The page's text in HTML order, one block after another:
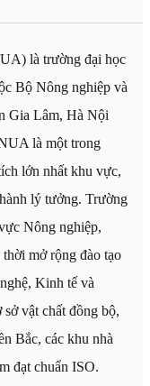
là trường đại học
Bộ Nông nghiệp và
Gia Lâm, Hà Nội
là một trong
lớn nhất khu vực,
lý tưởng. Trường
Nông nghiệp,
mở rộng đào tạo
Kinh tế và
vật chất đồng bộ,
Bắc, các khu nhà
đạt chuẩn ISO.